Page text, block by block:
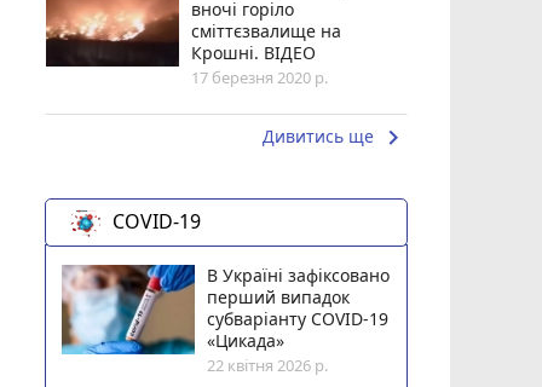
вночі горіло
сміттєзвалище на
Крошні. ВІДЕО
17 березня 2020 р.
Дивитись ще keyboard_arrow_right
COVID-19
В Україні зафіксовано
перший випадок
субваріанту COVID-19
«Цикада»
22 квітня 2026 р.